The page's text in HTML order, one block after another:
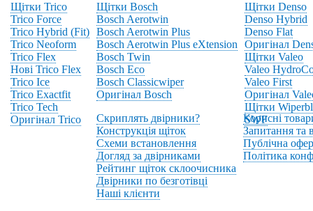
Щітки Trico
Trico Force
Trico Hybrid (Fit)
Trico Neoform
Trico Flex
Нові Trico Flex
Trico Ice
Trico Exactfit
Trico Tech
Оригінал Trico
Щітки Bosch
Bosch Aerotwin
Bosch Aerotwin Plus
Bosch Aerotwin Plus eXtension
Bosch Twin
Bosch Eco
Bosch Classicwiper
Оригінал Bosch
Щітки Denso
Denso Hybrid
Denso Flat
Оригінал
Щітки Valeo
Valeo
Valeo First
Оригінал
Щітки
SWF
Скриплять двірники?
Конструкція щіток
Схеми встановлення
Догляд за двірниками
Рейтинг щіток склоочисника
Двірники по безготівці
Наші клієнти
Корисні
Запитання та
Публічна
Політика